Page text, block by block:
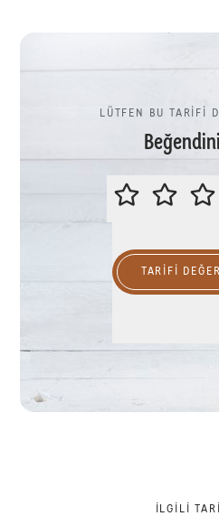
LÜTFEN BU TARİFİ
TARIFI
İLGILI